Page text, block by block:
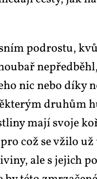
pod­ros­tu,
nic ne­bo dí­ky
dru­hům
ma­jí svo­je
což se vži­lo
ale s je­jich